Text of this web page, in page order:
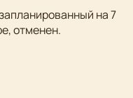
на 7
отменен.